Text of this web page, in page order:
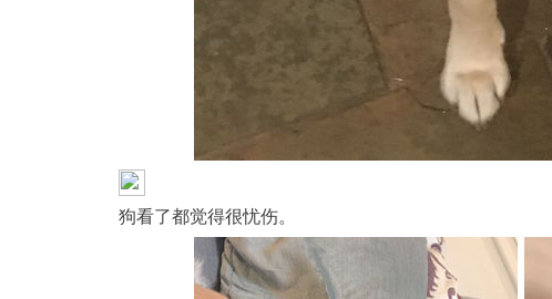
狗看了都觉得很忧伤。